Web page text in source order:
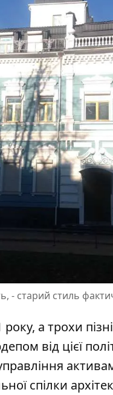
- старий стиль
а трохи
від цієї
спілки